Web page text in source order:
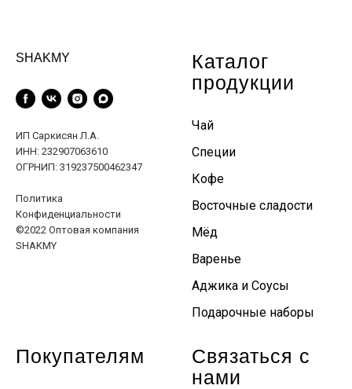
SHAKMY
ИП Саркисян Л.А.
ИНН: 232907063610
ОГРНИП: 319237500462347
Политика
Конфиденциальности
©2022 Оптовая компания
SHAKMY
Каталог
продукции
Чай
Специи
Кофе
Восточные сладости
Мёд
Варенье
Аджика и Соусы
Подарочные наборы
Покупателям
Связаться с
нами